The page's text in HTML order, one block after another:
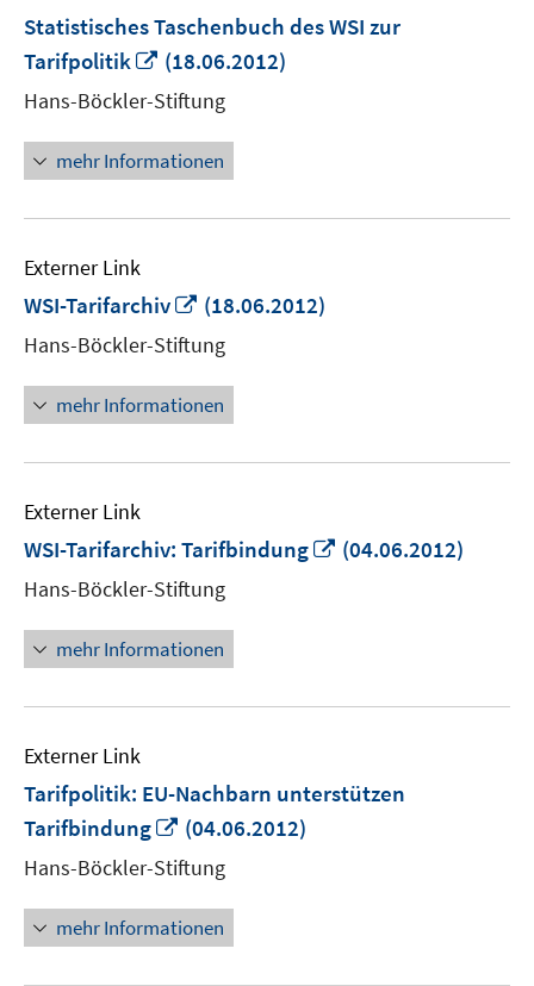
Statistisches Taschenbuch des WSI zur
Tarifpolitik
In
neuem
Fenster
öffnen
(18.06.2012)
Hans-Böckler-Stiftung
mehr Informationen
Externer Link
WSI-Tarifarchiv
In
Fenster
öffnen
(18.06.2012)
Hans-Böckler-Stiftung
mehr Informationen
Externer Link
WSI-Tarifarchiv: Tarifbindung
In
(04.06.2012)
Hans-Böckler-Stiftung
mehr Informationen
Externer Link
Tarifpolitik: EU-Nachbarn unterstützen
Tarifbindung
In
neuem
Fenster
öffnen
(04.06.2012)
Hans-Böckler-Stiftung
mehr Informationen